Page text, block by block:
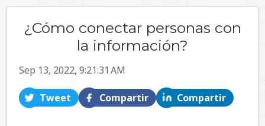
¿Cómo conectar personas con
la información?
Sep 13, 2022, 9:21:31 AM
Tweet Compartir Compartir